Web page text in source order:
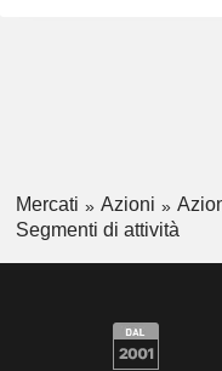
Mercati Azioni
Segmenti di attività